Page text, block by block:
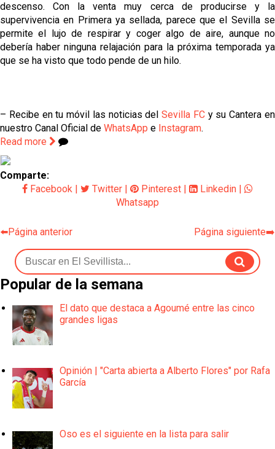
descenso. Con la venta muy cerca de producirse y la
supervivencia en Primera ya sellada, parece que el Sevilla se
permite el lujo de respirar y coger algo de aire, aunque no
debería haber ninguna relajación para la próxima temporada ya
que se ha visto que todo pende de un hilo.
– Recibe en tu móvil las noticias delSevilla FCy su Cantera en
nuestro Canal Oficial de WhatsApp e Instagram.
Read more
Comparte:
Facebook
Twitter Pinterest Linkedin
Whatsapp
⬅️Página anterior Página siguiente➡️
Popular de la semana
El dato que destaca a Agoumé entre las cinco
grandes ligas
Opinión | "Carta abierta a Alberto Flores" por Rafa
García
Oso es el siguiente en la lista para salir